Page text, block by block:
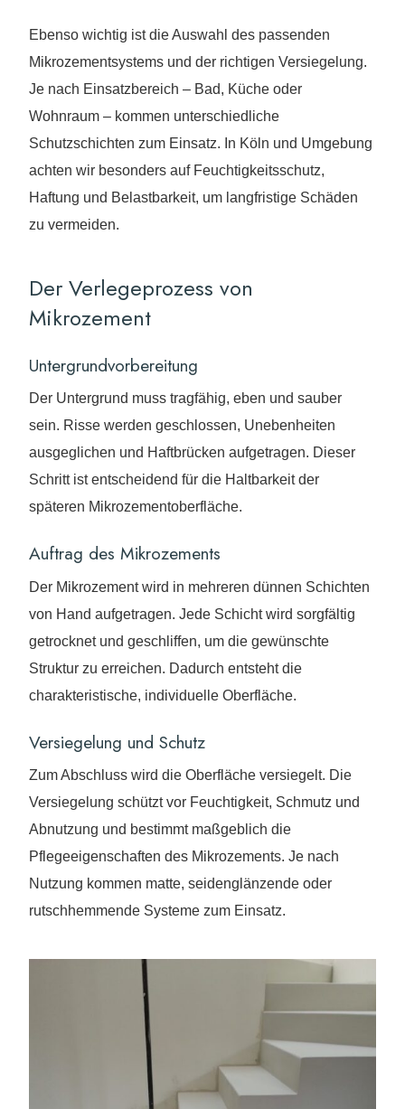
Ebenso wichtig ist die Auswahl des passenden
Mikrozementsystems und der richtigen Versiegelung.
Je nach Einsatzbereich – Bad, Küche oder
Wohnraum – kommen unterschiedliche
Schutzschichten zum Einsatz. In Köln und Umgebung
achten wir besonders auf Feuchtigkeitsschutz,
Haftung und Belastbarkeit, um langfristige Schäden
zu vermeiden.
Der Verlegeprozess von
Mikrozement
Untergrundvorbereitung
Der Untergrund muss tragfähig, eben und sauber
sein. Risse werden geschlossen, Unebenheiten
ausgeglichen und Haftbrücken aufgetragen. Dieser
Schritt ist entscheidend für die Haltbarkeit der
späteren Mikrozementoberfläche.
Auftrag des Mikrozements
Der Mikrozement wird in mehreren dünnen Schichten
von Hand aufgetragen. Jede Schicht wird sorgfältig
getrocknet und geschliffen, um die gewünschte
Struktur zu erreichen. Dadurch entsteht die
charakteristische, individuelle Oberfläche.
Versiegelung und Schutz
Zum Abschluss wird die Oberfläche versiegelt. Die
Versiegelung schützt vor Feuchtigkeit, Schmutz und
Abnutzung und bestimmt maßgeblich die
Pflegeeigenschaften des Mikrozements. Je nach
Nutzung kommen matte, seidenglänzende oder
rutschhemmende Systeme zum Einsatz.